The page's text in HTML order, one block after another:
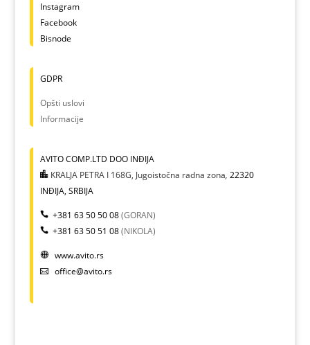
Instagram
Facebook
Bisnode
GDPR
Opšti uslovi
Informacije
AVITO COMP.LTD DOO INĐIJA
KRALJA PETRA I 168G, Jugoistočna radna zona, 22320
INĐIJA, SRBIJA
+381 63 50 50 08(GORAN)
+381 63 50 51 08(NIKOLA)
www.avito.rs
office@avito.rs